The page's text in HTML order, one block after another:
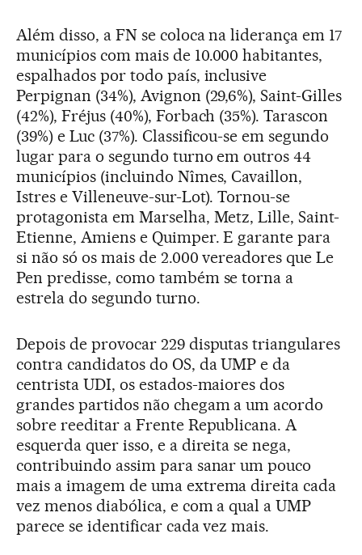
Além disso, a FN se coloca na liderança em 17
municípios com mais de 10.000 habitantes,
espalhados por todo país, inclusive
Perpignan (34%), Avignon (29,6%), Saint-Gilles
(42%), Fréjus (40%), Forbach (35%). Tarascon
(39%) e Luc (37%). Classificou-se em segundo
lugar para o segundo turno em outros 44
municípios (incluindo Nîmes, Cavaillon,
Istres e Villeneuve-sur-Lot). Tornou-se
protagonista em Marselha, Metz, Lille, Saint-
Etienne, Amiens e Quimper. E garante para
si não só os mais de 2.000 vereadores que Le
Pen predisse, como também se torna a
estrela do segundo turno.
Depois de provocar 229 disputas triangulares
contra candidatos do OS, da UMP e da
centrista UDI, os estados-maiores dos
grandes partidos não chegam a um acordo
sobre reeditar a Frente Republicana. A
esquerda quer isso, e a direita se nega,
contribuindo assim para sanar um pouco
mais a imagem de uma extrema direita cada
vez menos diabólica, e com a qual a UMP
parece se identificar cada vez mais.